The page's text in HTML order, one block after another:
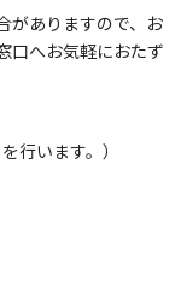
がありますので、お
口へお気軽におたず
行います。）